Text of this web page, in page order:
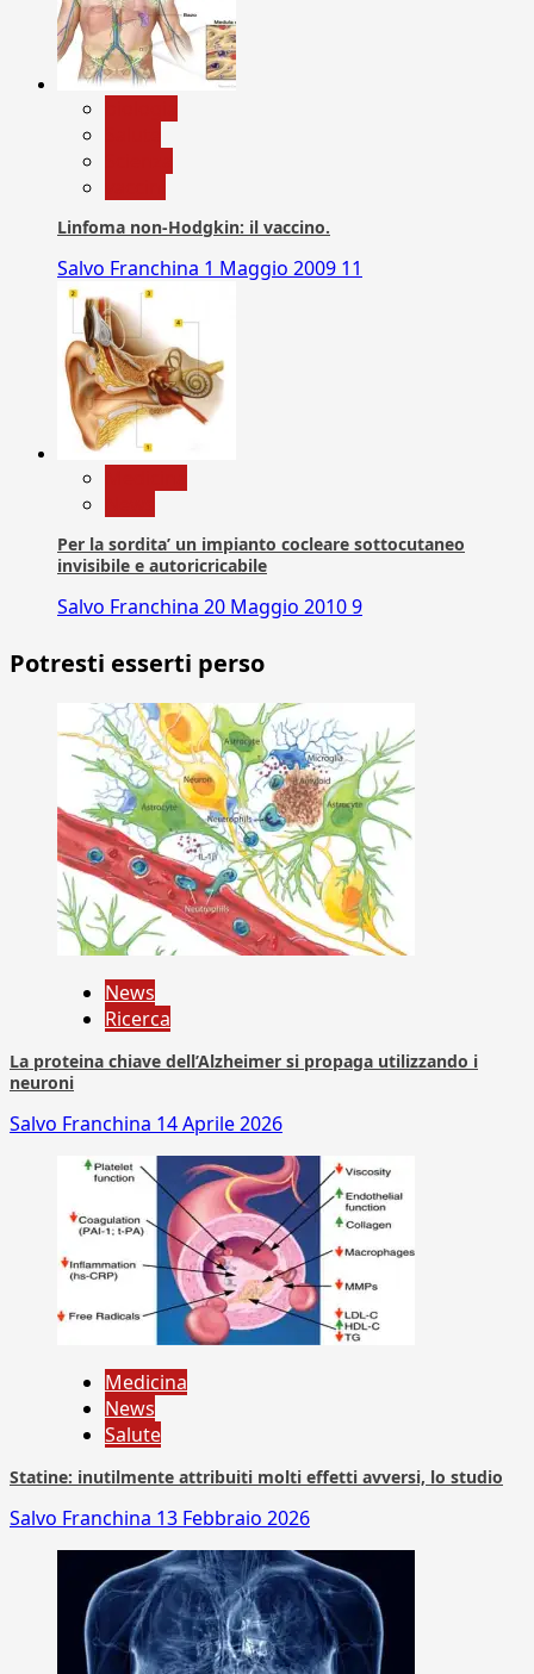
Linfoma non-Hodgkin: il vaccino.
Salvo Franchina 1 Maggio 2009 11
Per la sordita’ un impianto cocleare sottocutaneo
invisibile e autoricricabile
Salvo Franchina 20 Maggio 20109
Potresti esserti perso
News
Ricerca
La proteina chiave dell’Alzheimer si propaga utilizzando i
neuroni
Salvo Franchina 14 Aprile 2026
Medicina
News
Salute
Statine: inutilmente attribuiti molti effetti avversi, lo studio
Salvo Franchina 13 Febbraio 2026